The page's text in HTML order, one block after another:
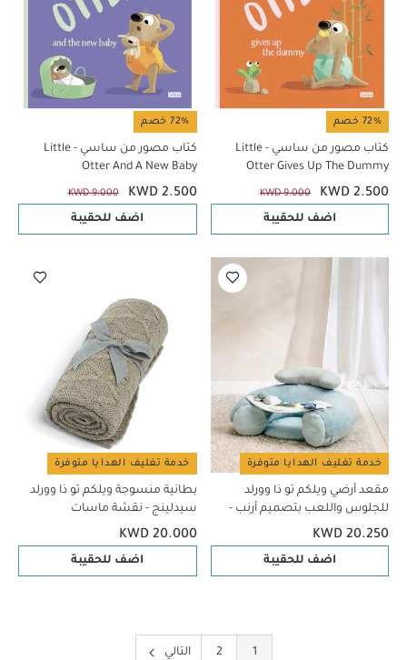
72% خصم
كتاب مصور من ساسي - Little
Otter Gives Up The Dummy
KWD 2.500
KWD 9.000
اضف للحقيبة
72% خصم
كتاب مصور من ساسي - Little
Otter And A New Baby
KWD 2.500
KWD 9.000
اضف للحقيبة
خدمة تغليف الهدايا متوفرة
مقعد أرضي ويلكم تو ذا وورلد
للجلوس واللعب بتصميم أرنب -
أزرق
KWD 20.250
اضف للحقيبة
خدمة تغليف الهدايا متوفرة
بطانية منسوجة ويلكم تو ذا وورلد
سيدلينج - نقشة ماسات
KWD 20.000
اضف للحقيبة
1
2 التالي